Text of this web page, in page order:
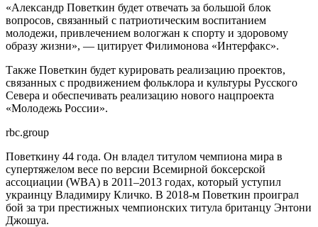
«Александр Поветкин будет отвечать за большой блок
вопросов, связанный с патриотическим воспитанием
молодежи, привлечением вологжан к спорту и здоровому
образу жизни», — цитирует Филимонова «Интерфакс».
Также Поветкин будет курировать реализацию проектов,
связанных с продвижением фольклора и культуры Русского
Севера и обеспечивать реализацию нового нацпроекта
«Молодежь России».
rbc.group
Поветкину 44 года. Он владел титулом чемпиона мира в
супертяжелом весе по версии Всемирной боксерской
ассоциации (WBA) в 2011–2013 годах, который уступил
украинцу Владимиру Кличко. В 2018-м Поветкин проиграл
бой за три престижных чемпионских титула британцу Энтони
Джошуа.